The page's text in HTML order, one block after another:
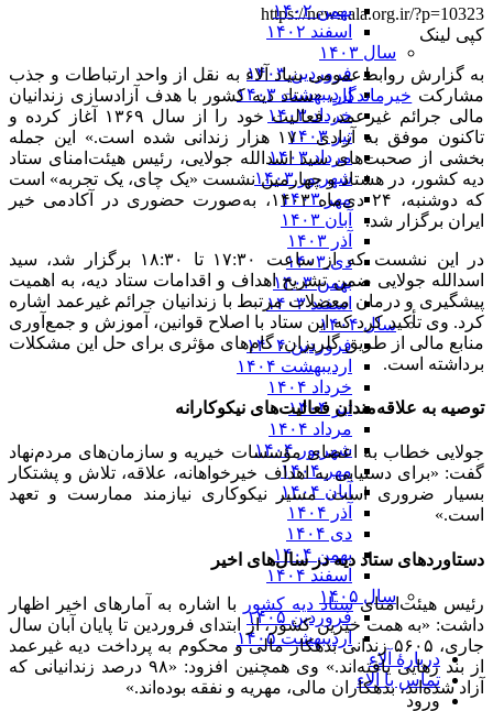
بهمن ۱۴۰۲
اسفند ۱۴۰۲
سال ۱۴۰۳
فروردین ۱۴۰۳
اردیبهشت ۱۴۰۳
خرداد ۱۴۰۳
تیر ۱۴۰۳
مرداد ۱۴۰۳
شهریور ۱۴۰۳
مهر ۱۴۰۳
آبان ۱۴۰۳
آذر ۱۴۰۳
دی ۱۴۰۳
بهمن ۱۴۰۳
اسفند ۱۴۰۳
سال ۱۴۰۴
فروردین ۱۴۰۴
اردیبهشت ۱۴۰۴
خرداد ۱۴۰۴
تیر ۱۴۰۴
مرداد ۱۴۰۴
شهریور ۱۴۰۴
مهر ۱۴۰۴
آبان ۱۴۰۴
آذر ۱۴۰۴
دی ۱۴۰۴
بهمن ۱۴۰۴
اسفند ۱۴۰۴
سال ۱۴۰۵
فروردین ۱۴۰۵
اردیبهشت ۱۴۰۵
دربارۀ آلاء
تماس با آلاء
ورود
https://news.ala.org.ir/?p=10323
کپی لینک
به گزارش روابط‌عمومی بنیاد آلاء به نقل از واحد ارتباطات و جذب
مشارکت خیرماندگار، «ستاد دیه کشور با هدف آزادسازی زندانیان
مالی جرائم غیرعمد، فعالیت خود را از سال ۱۳۶۹ آغاز کرده و
تاکنون موفق به آزادی ۱۷۰ هزار زندانی شده است.» این جمله
بخشی از صحبت‌های سید اسدالله جولایی، رئیس هیئت‌امنای ستاد
دیه کشور، در هشتاد و چهارمین نشست «یک چای، یک تجربه» است
که دوشنبه، ۲۴ دی‌ماه ۱۴۰۳، به‌صورت حضوری در آکادمی خیر
ایران برگزار شد.
در این نشست که از ساعت ۱۷:۳۰ تا ۱۸:۳۰ برگزار شد، سید
اسدالله جولایی ضمن تشریح اهداف و اقدامات ستاد دیه، به اهمیت
پیشگیری و درمان معضلات مرتبط با زندانیان جرائم غیرعمد اشاره
کرد. وی تأکید کرد که این ستاد با اصلاح قوانین، آموزش و جمع‌آوری
منابع مالی از طریق گلریزان، گام‌های مؤثری برای حل این مشکلات
برداشته است.
توصیه به علاقه‌مندان فعالیت‌های نیکوکارانه
جولایی خطاب به اعضای مؤسسات خیریه و سازمان‌های مردم‌نهاد
گفت: «برای دستیابی به اهداف خیرخواهانه، علاقه، تلاش و پشتکار
بسیار ضروری است. مسیر نیکوکاری نیازمند ممارست و تعهد
است.»
دستاوردهای ستاد دیه در سال‌های اخیر
رئیس هیئت‌امنایستاد دیه کشور
با اشاره به آمارهای اخیر اظهار
داشت: «به همت خیرین کشور، از ابتدای فروردین تا پایان آبان سال
جاری، ۵۶۰۵ زندانی بدهکار مالی و محکوم به پرداخت دیه غیرعمد
از بند رهایی یافته‌اند.» وی همچنین افزود: «۹۸ درصد زندانیانی که
آزاد شده‌اند، بدهکاران مالی، مهریه و نفقه بوده‌اند.»